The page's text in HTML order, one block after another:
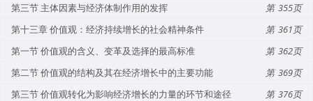
第三节 主体因素与经济体制作用的发挥
355
第十三章 价值观：经济持续增长的社会精神条件
361
第一节 价值观的含义、变革及选择的最高标准
362
第二节 价值观的结构及其在经济增长中的主要功能
369
第三节 价值观转化为影响经济增长的力量的环节和途径
376